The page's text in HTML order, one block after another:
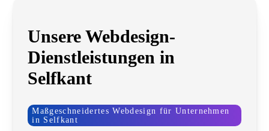
Unsere Webdesign-
Dienstleistungen in
Selfkant
Maßgeschneidertes Webdesign für Unternehmen
in Selfkant